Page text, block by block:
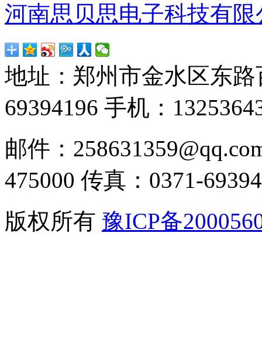
河南思贝思电子科技有限
地址：郑州市金水区东
69394196 手机：
邮件：
475000 传真：0371-
版权所有 豫ICP备